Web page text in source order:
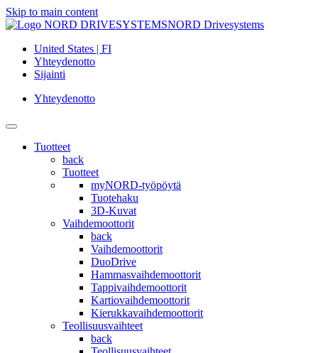
Skip to main content
NORD Drivesystems
United States | FI
Yhteydenotto
Sijainti
Yhteydenotto
Tuotteet
back
Tuotteet
myNORD-työpöytä
Tuotehaku
3D-Kuvat
Vaihdemoottorit
back
Vaihdemoottorit
DuoDrive
Hammasvaihdemoottorit
Tappivaihdemoottorit
Kartiovaihdemoottorit
Kierukkavaihdemoottorit
Teollisuusvaihteet
back